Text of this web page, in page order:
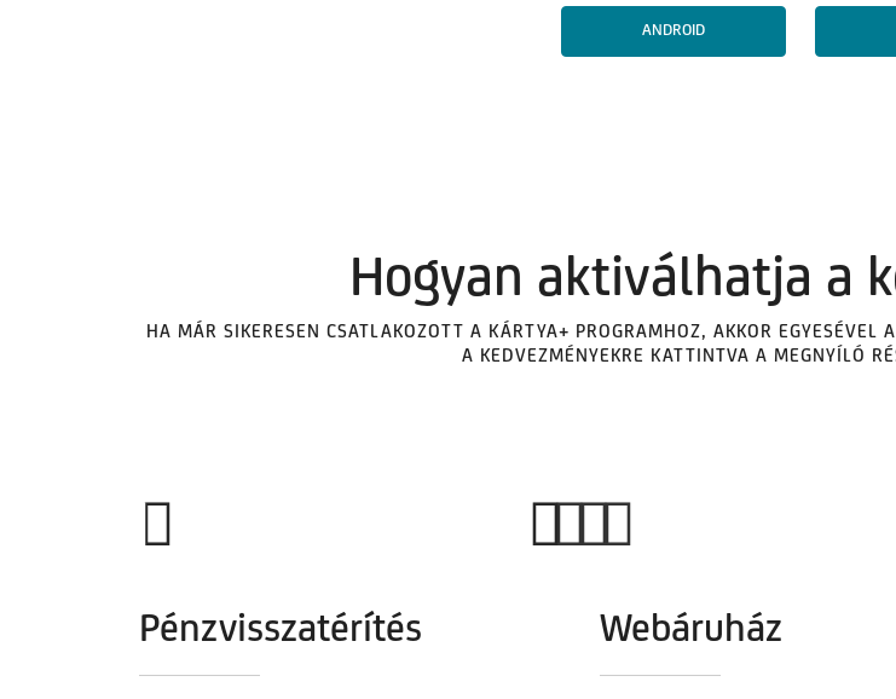
ANDROID
Hogyan aktiválhatja a
HA MÁR SIKERESEN CSATLAKOZOTT A KÁRTYA+ PROGRAMHOZ, AKKOR​ EGYESÉVEL
A​ KEDVEZMÉNYEKRE KATTINTVA A MEGNYÍLÓ
Pénzvisszatérítés​ Webáruház